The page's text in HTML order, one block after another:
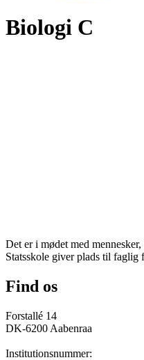
Biologi C
Det er i mødet med
Statsskole giver plads til
Find os
Forstallé 14
DK-6200 Aabenraa
Institutionsnummer: